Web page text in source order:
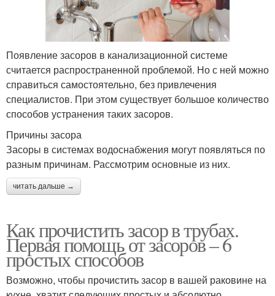
Появление засоров в канализационной системе
считается распространенной проблемой. Но с ней можно
справиться самостоятельно, без привлечения
специалистов. При этом существует большое количество
способов устранения таких засоров.
Причины засора
Засоры в системах водоснабжения могут появляться по
разным причинам. Рассмотрим основные из них.
читать дальше →
Как прочистить засор в трубах.
Первая помощь от засоров – 6
простых способов
Возможно, чтобы прочистить засор в вашей раковине на